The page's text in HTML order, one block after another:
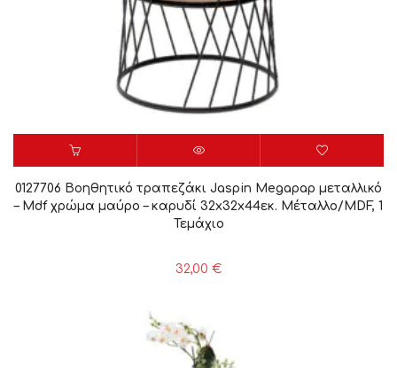
0127706 Βοηθητικό τραπεζάκι Jaspin Megapap μεταλλικό
– Mdf χρώμα μαύρο – καρυδί 32x32x44εκ. Μέταλλο/MDF, 1
Τεμάχιο
32,00 €